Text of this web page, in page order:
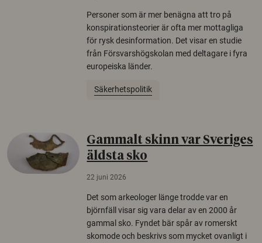
Personer som är mer benägna att tro på
konspirationsteorier är ofta mer mottagliga
för rysk desinformation. Det visar en studie
från Försvarshögskolan med deltagare i fyra
europeiska länder.
Säkerhetspolitik
Gammalt skinn var Sveriges
äldsta sko
22 juni 2026
Det som arkeologer länge trodde var en
björnfäll visar sig vara delar av en 2000 år
gammal sko. Fyndet bär spår av romerskt
skomode och beskrivs som mycket ovanligt i